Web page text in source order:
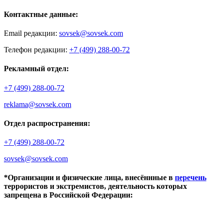
Контактные данные:
Email редакции: sovsek@sovsek.com
Телефон редакции: +7 (499) 288-00-72
Рекламный отдел:
+7 (499) 288-00-72
reklama@sovsek.com
Отдел распространения:
+7 (499) 288-00-72
sovsek@sovsek.com
*Организации и физические лица, внесённные в перечень
террористов и экстремистов, деятельность которых
запрещена в Российской Федерации: